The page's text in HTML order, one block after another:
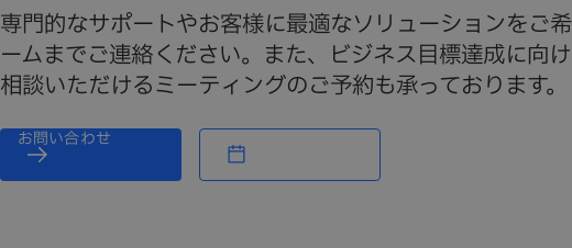
専門的なサポートやお客様に最適なソリューションをご
ームまでご連絡ください。また、ビジネス目標達成に向
相談いただけるミーティングのご予約も承っております。
お問い合わせ